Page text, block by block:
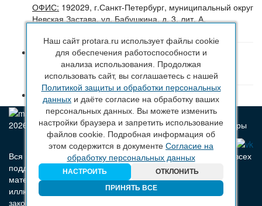
ОФИС: 192029, г.Санкт-Петербург, муниципальный округ
Невская Застава, ул. Бабушкина, д. 3, лит. А,
8 (800) 222 44 29(Бесплатный звонок по РФ)
+7 (963) 314 20 33(Санкт-Петербург и ЛО)
+7 (963) 314 20 33(Москва и МО)
sales@protara.ru
2026 © ПроТара - Производство и продажа пластиковой тары
Вся информация, размещенная на веб-сайте protara.ru и всех
поддоменах сайта protara.ru включая тексты, графические
материалы, шрифт, элементы дизайна, товарные знаки и
иллюстрации/фотографии, охраняется в соответствии с
законодательством РФ
Наш сайт protara.ru использует файлы cookie
для обеспечения работоспособности и
анализа использования. Продолжая
использовать сайт, вы соглашаетесь с нашей
Политикой защиты и обработки персональных
данных и даёте согласие на обработку ваших
персональных данных. Вы можете изменить
настройки браузера и запретить использование
файлов cookie. Подробная информация об
этом содержится в документе Согласие на
обработку персональных данных
НАСТРОИТЬ
ОТКЛОНИТЬ
ПРИНЯТЬ ВСЕ